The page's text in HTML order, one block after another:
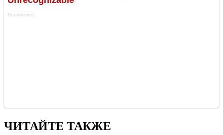
ЧИТАЙТЕ ТАКЖЕ